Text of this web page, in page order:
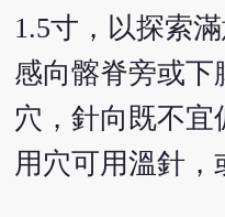
1.5寸，以探索
感向髂脊旁或下
穴，針向既不宜
用穴可用溫針，